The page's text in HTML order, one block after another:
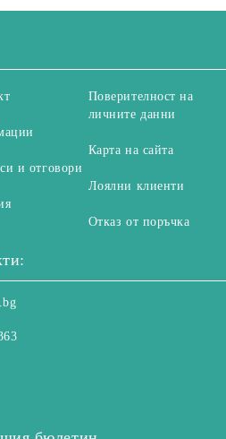
и отговори
Поверителност на
личните данни
Карта на сайта
Лоялни клиенти
Отказ от поръчка